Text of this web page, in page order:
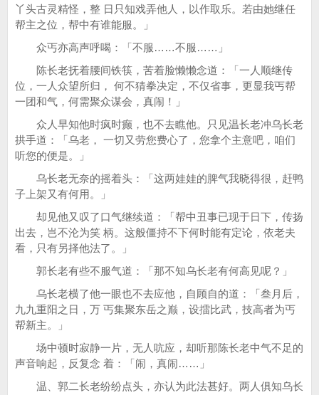
丫头古灵精怪，整 日只知戏弄他人，以作取乐。若由她继任
帮主之位，帮中有谁能服。」
众丐亦高声呼喝：「不服……不服……」
陈长老抚着腰间铁筷，苦着脸懒懒念道：「一人顺继传
位，一人众望所归， 何不猜拳决定，不仅省事，更显我丐帮
一团和气，何需聚众谋会，真闹！」
众人早知他时疯时癫，也不去瞧他。只见温长老冲乌长老
拱手道：「乌老， 一切又劳您费心了，您拿个主意吧，咱们
听您的便是。」
乌长老无奈的摇着头：「这两娃娃的脾气我晓得很，赶鸭
子上架又有何用。」
却见他又叹了口气继续道：「帮中丑事已现于日下，传扬
出去，岂不沦为笑 柄。这般僵持不下何时能有定论，依老夫
看，只有另择他法了。」
郭长老有些不服气道：「那不知乌长老有何高见呢？」
乌长老横了他一眼也不去应他，自顾自的道：「叁月后，
九九重阳之日，万 丐集聚东岳之巅，设擂比武，技高者为丐
帮新主。」
场中顿时寂静一片，无人吭应，却听那陈长老中气不足的
声音响起，反复念 着：「闹，真闹……」
温、郭二长老纷纷点头，亦认为此法甚好。两人俱知乌长